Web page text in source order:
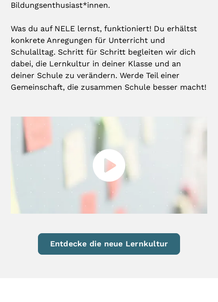
Bildungsenthusiast*innen.
Was du auf NELE lernst, funktioniert! Du erhältst
konkrete Anregungen für Unterricht und
Schulalltag. Schritt für Schritt begleiten wir dich
dabei, die Lernkultur in deiner Klasse und an
deiner Schule zu verändern. Werde Teil einer
Gemeinschaft, die zusammen Schule besser macht!
Entdecke die neue Lernkultur